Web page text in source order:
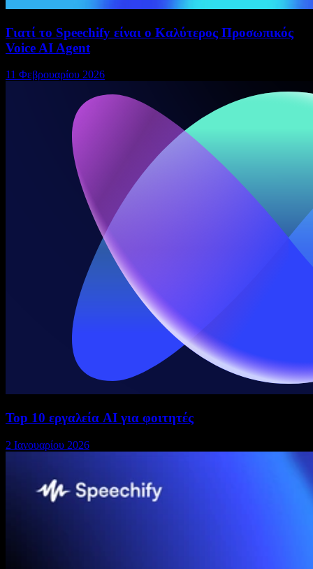
Γιατί το Speechify είναι ο Καλύτερος Προσωπικός
Voice AI Agent
11 Φεβρουαρίου 2026
Top 10 εργαλεία AI για φοιτητές
2 Ιανουαρίου 2026